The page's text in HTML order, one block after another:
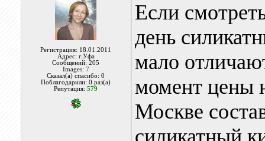
Регистрация: 18.01.2011
Адрес: г.Уфа
Сообщений: 205
Images: 7
Сказал(а) спасибо: 0
Поблагодарили: 0 раз(а)
Репутация:579
Если
день
мало
момент цены
Москве
силикатный